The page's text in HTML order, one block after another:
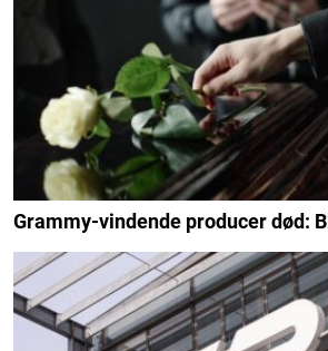
Grammy-vindende producer død: